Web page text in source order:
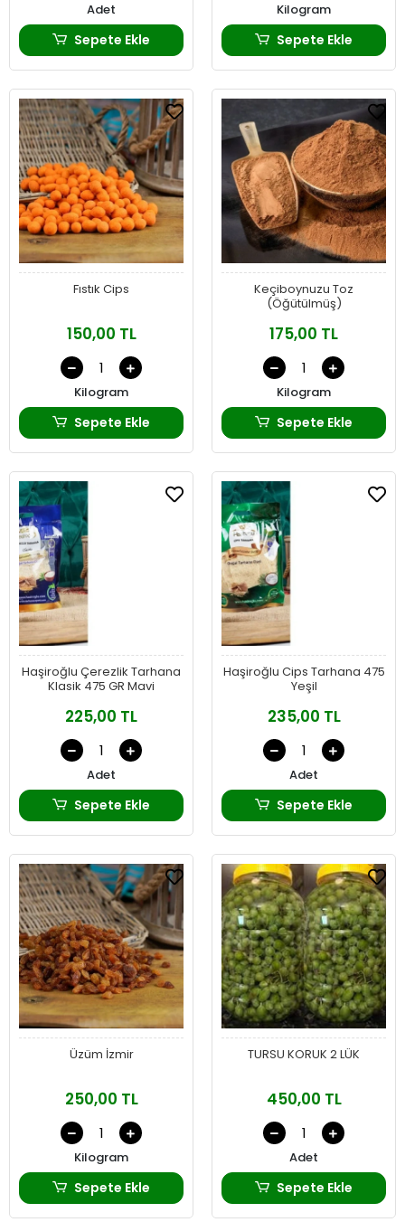
Adet
Sepete Ekle
Kilogram
Sepete Ekle
Fıstık Cips
150,00 TL
Kilogram
Sepete Ekle
Keçiboynuzu Toz
(Öğütülmüş)
175,00 TL
Kilogram
Sepete Ekle
Haşiroğlu Çerezlik Tarhana
Klasik 475 GR Mavi
225,00 TL
Adet
Sepete Ekle
Haşiroğlu Cips Tarhana 475
Yeşil
235,00 TL
Adet
Sepete Ekle
Üzüm İzmir
250,00 TL
Kilogram
Sepete Ekle
TURSU KORUK 2 LÜK
450,00 TL
Adet
Sepete Ekle